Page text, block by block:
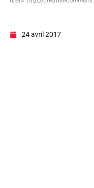
24 avril 2017